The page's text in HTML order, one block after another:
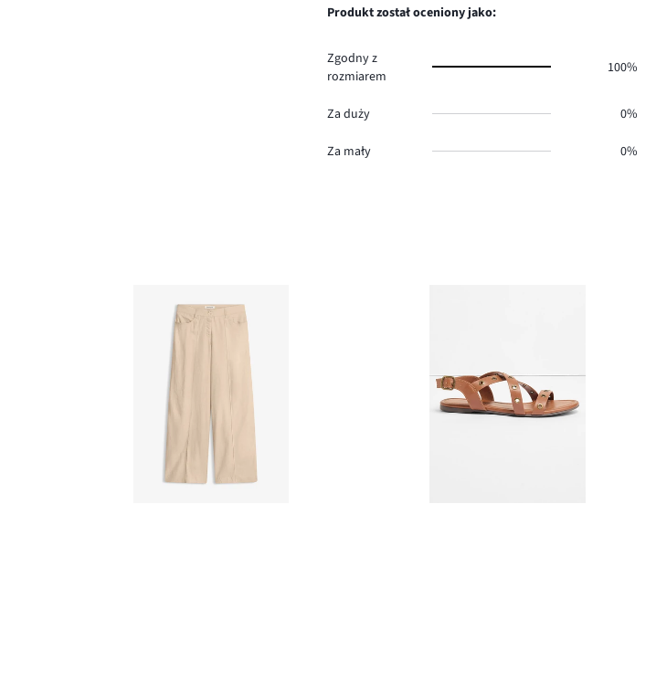
0.
głosów
Produkt został oceniony jako:
Zgodny z
rozmiarem
100%
Za duży 0%
Za mały 0%